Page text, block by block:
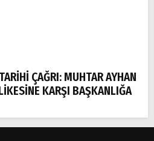
ÇAĞRI: MUHTAR AYHAN
KARŞI BAŞKANLIĞA